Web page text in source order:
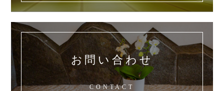
お問い合わせ
CONTACT